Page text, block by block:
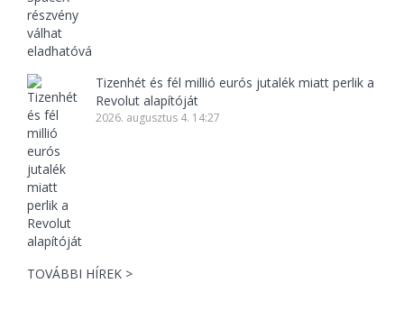
Tizenhét és fél millió eurós jutalék miatt perlik a
Revolut alapítóját
2026. augusztus 4. 14:27
TOVÁBBI HÍREK >